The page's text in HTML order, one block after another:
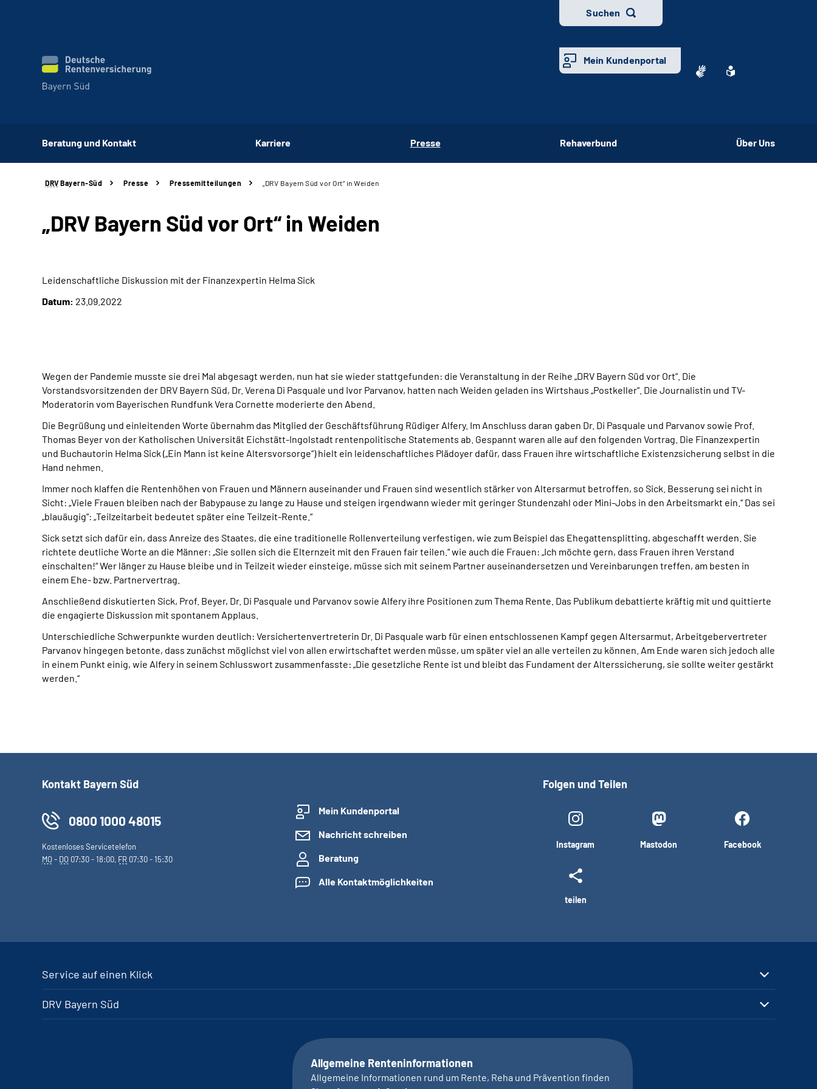
Suchen
Mein Kundenportal
Beratung und Kontakt Karriere Presse Rehaverbund Über Uns
DRV Bayern-Süd Presse Pressemitteilungen „DRV Bayern Süd vor Ort“ in Weiden
„DRV Bayern Süd vor Ort“ in Weiden
Leidenschaftliche Diskussion mit der Finanzexpertin Helma Sick
Datum: 23.09.2022
Wegen der Pandemie musste sie drei Mal abgesagt werden, nun hat sie wieder stattgefunden: die Veranstaltung in der Reihe „DRV Bayern Süd vor Ort“. Die
Vorstandsvorsitzenden der DRV Bayern Süd, Dr. Verena Di Pasquale und Ivor Parvanov, hatten nach Weiden geladen ins Wirtshaus „Postkeller“. Die Journalistin und TV-
Moderatorin vom Bayerischen Rundfunk Vera Cornette moderierte den Abend.
Die Begrüßung und einleitenden Worte übernahm das Mitglied der Geschäftsführung Rüdiger Alfery. Im Anschluss daran gaben Dr. Di Pasquale und Parvanov sowie Prof.
Thomas Beyer von der Katholischen Universität Eichstätt-Ingolstadt rentenpolitische Statements ab. Gespannt waren alle auf den folgenden Vortrag. Die Finanzexpertin
und Buchautorin Helma Sick („Ein Mann ist keine Altersvorsorge“) hielt ein leidenschaftliches Plädoyer dafür, dass Frauen ihre wirtschaftliche Existenzsicherung selbst in die
Hand nehmen.
Immer noch klaffen die Rentenhöhen von Frauen und Männern auseinander und Frauen sind wesentlich stärker von Altersarmut betroffen, so Sick. Besserung sei nicht in
Sicht: „Viele Frauen bleiben nach der Babypause zu lange zu Hause und steigen irgendwann wieder mit geringer Stundenzahl oder Mini-Jobs in den Arbeitsmarkt ein.“ Das sei
„blauäugig“: „Teilzeitarbeit bedeutet später eine Teilzeit-Rente.“
Sick setzt sich dafür ein, dass Anreize des Staates, die eine traditionelle Rollenverteilung verfestigen, wie zum Beispiel das Ehegattensplitting, abgeschafft werden. Sie
richtete deutliche Worte an die Männer: „Sie sollen sich die Elternzeit mit den Frauen fair teilen.“ wie auch die Frauen: „Ich möchte gern, dass Frauen ihren Verstand
einschalten!“ Wer länger zu Hause bleibe und in Teilzeit wieder einsteige, müsse sich mit seinem Partner auseinandersetzen und Vereinbarungen treffen, am besten in
einem Ehe- bzw. Partnervertrag.
Anschließend diskutierten Sick, Prof. Beyer, Dr. Di Pasquale und Parvanov sowie Alfery ihre Positionen zum Thema Rente. Das Publikum debattierte kräftig mit und quittierte
die engagierte Diskussion mit spontanem Applaus.
Unterschiedliche Schwerpunkte wurden deutlich: Versichertenvertreterin Dr. Di Pasquale warb für einen entschlossenen Kampf gegen Altersarmut, Arbeitgebervertreter
Parvanov hingegen betonte, dass zunächst möglichst viel von allen erwirtschaftet werden müsse, um später viel an alle verteilen zu können. Am Ende waren sich jedoch alle
in einem Punkt einig, wie Alfery in seinem Schlusswort zusammenfasste: „Die gesetzliche Rente ist und bleibt das Fundament der Alterssicherung, sie sollte weiter gestärkt
werden.“
Kontakt Bayern Süd
0800 1000 48015
Kostenloses Servicetelefon
MO- DO 07:30 - 18:00, FR 07:30 - 15:30
Mein Kundenportal
Nachricht schreiben
Beratung
Alle Kontaktmöglichkeiten
Folgen und Teilen
Instagram Mastodon Facebook
teilen
Service auf einen Klick
DRV Bayern Süd
Allgemeine Renteninformationen
Allgemeine Informationen rund um Rente, Reha und Prävention finden